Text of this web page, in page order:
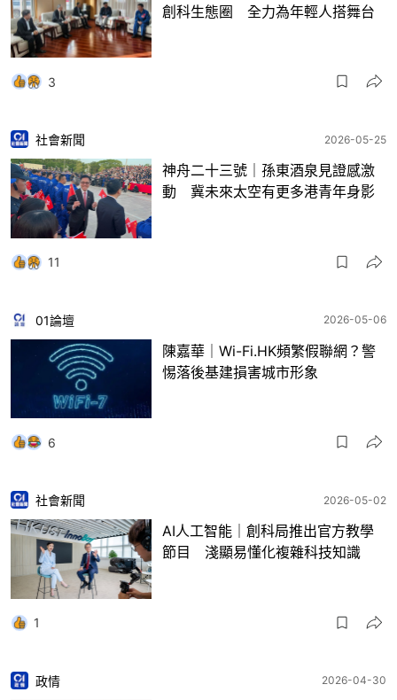
創科生態圈 全力為年輕人搭舞台
3
社會新聞 2026-05-25
神舟二十三號｜孫東酒泉見證感激
動 冀未來太空有更多港青年身影
11
01論壇 2026-05-06
陳嘉華｜Wi-Fi.HK頻繁假聯網？警
惕落後基建損害城市形象
6
社會新聞 2026-05-02
AI人工智能｜創科局推出官方教學
節目 淺顯易懂化複雜科技知識
1
政情 2026-04-30